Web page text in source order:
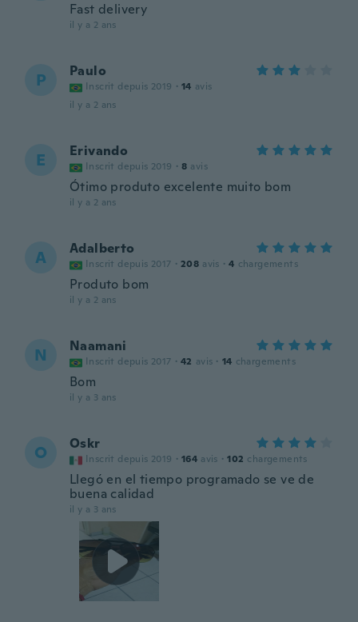
Fast delivery
il y a 2 ans
P Paulo
Inscrit depuis 2019 · 14 avis
il y a 2 ans
E Erivando
Inscrit depuis 2019 · 8 avis
Ótimo produto excelente muito bom
il y a 2 ans
A Adalberto
Inscrit depuis 2017 · 208 avis · 4 chargements
Produto bom
il y a 2 ans
N Naamani
Inscrit depuis 2017 · 42 avis · 14 chargements
Bom
il y a 3 ans
O Oskr
Inscrit depuis 2019 · 164 avis · 102 chargements
Llegó en el tiempo programado se ve de
buena calidad
il y a 3 ans